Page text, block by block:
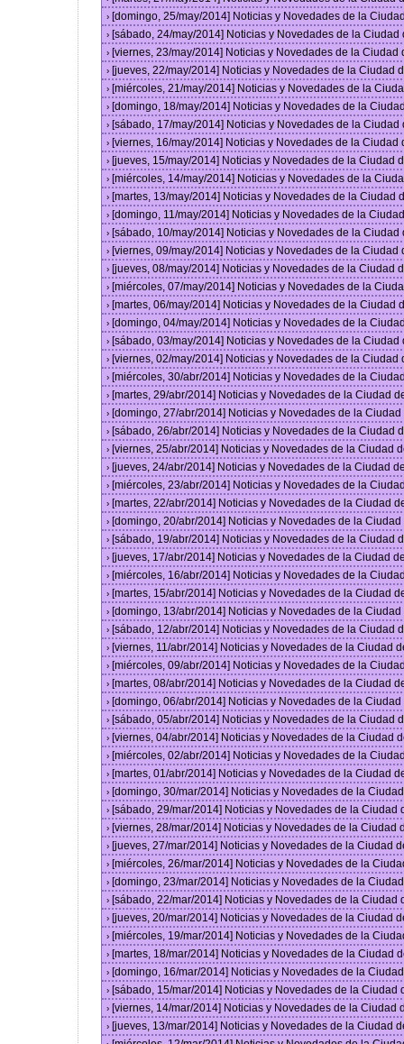
› [domingo, 25/may/2014] Noticias y Novedades de la
› [sábado, 24/may/2014] Noticias y Novedades de la
› [viernes, 23/may/2014] Noticias y Novedades de la
› [jueves, 22/may/2014] Noticias y Novedades de la Ciudad
› [miércoles, 21/may/2014] Noticias y Novedades de la
› [domingo, 18/may/2014] Noticias y Novedades de la
› [sábado, 17/may/2014] Noticias y Novedades de la
› [viernes, 16/may/2014] Noticias y Novedades de la
› [jueves, 15/may/2014] Noticias y Novedades de la Ciudad
› [miércoles, 14/may/2014] Noticias y Novedades de la
› [martes, 13/may/2014] Noticias y Novedades de la Ciudad
› [domingo, 11/may/2014] Noticias y Novedades de la
› [sábado, 10/may/2014] Noticias y Novedades de la
› [viernes, 09/may/2014] Noticias y Novedades de la
› [jueves, 08/may/2014] Noticias y Novedades de la Ciudad
› [miércoles, 07/may/2014] Noticias y Novedades de la
› [martes, 06/may/2014] Noticias y Novedades de la Ciudad
› [domingo, 04/may/2014] Noticias y Novedades de la
› [sábado, 03/may/2014] Noticias y Novedades de la
› [viernes, 02/may/2014] Noticias y Novedades de la
› [miércoles, 30/abr/2014] Noticias y Novedades de la
› [martes, 29/abr/2014] Noticias y Novedades de la Ciudad
› [domingo, 27/abr/2014] Noticias y Novedades de la
› [sábado, 26/abr/2014] Noticias y Novedades de la Ciudad
› [viernes, 25/abr/2014] Noticias y Novedades de la Ciudad
› [jueves, 24/abr/2014] Noticias y Novedades de la Ciudad
› [miércoles, 23/abr/2014] Noticias y Novedades de la
› [martes, 22/abr/2014] Noticias y Novedades de la Ciudad
› [domingo, 20/abr/2014] Noticias y Novedades de la
› [sábado, 19/abr/2014] Noticias y Novedades de la Ciudad
› [jueves, 17/abr/2014] Noticias y Novedades de la Ciudad
› [miércoles, 16/abr/2014] Noticias y Novedades de la
› [martes, 15/abr/2014] Noticias y Novedades de la Ciudad
› [domingo, 13/abr/2014] Noticias y Novedades de la
› [sábado, 12/abr/2014] Noticias y Novedades de la Ciudad
› [viernes, 11/abr/2014] Noticias y Novedades de la Ciudad
› [miércoles, 09/abr/2014] Noticias y Novedades de la
› [martes, 08/abr/2014] Noticias y Novedades de la Ciudad
› [domingo, 06/abr/2014] Noticias y Novedades de la
› [sábado, 05/abr/2014] Noticias y Novedades de la Ciudad
› [viernes, 04/abr/2014] Noticias y Novedades de la Ciudad
› [miércoles, 02/abr/2014] Noticias y Novedades de la
› [martes, 01/abr/2014] Noticias y Novedades de la Ciudad
› [domingo, 30/mar/2014] Noticias y Novedades de la
› [sábado, 29/mar/2014] Noticias y Novedades de la Ciudad
› [viernes, 28/mar/2014] Noticias y Novedades de la Ciudad
› [jueves, 27/mar/2014] Noticias y Novedades de la Ciudad
› [miércoles, 26/mar/2014] Noticias y Novedades de la
› [domingo, 23/mar/2014] Noticias y Novedades de la
› [sábado, 22/mar/2014] Noticias y Novedades de la Ciudad
› [jueves, 20/mar/2014] Noticias y Novedades de la Ciudad
› [miércoles, 19/mar/2014] Noticias y Novedades de la
› [martes, 18/mar/2014] Noticias y Novedades de la Ciudad
› [domingo, 16/mar/2014] Noticias y Novedades de la
› [sábado, 15/mar/2014] Noticias y Novedades de la Ciudad
› [viernes, 14/mar/2014] Noticias y Novedades de la Ciudad
› [jueves, 13/mar/2014] Noticias y Novedades de la Ciudad